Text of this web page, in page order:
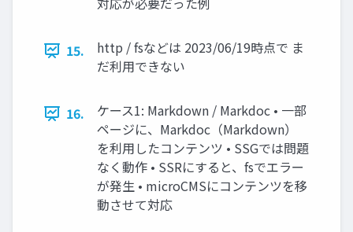
15.
http / fsなどは 2023/06/19時点で ま
だ利用できない
16.
ケース1: Markdown / Markdoc • 一部
ページに、Markdoc（Markdown）
を利用したコンテンツ • SSGでは問題
なく動作 • SSRにすると、fsでエラー
が発生 • microCMSにコンテンツを移
動させて対応